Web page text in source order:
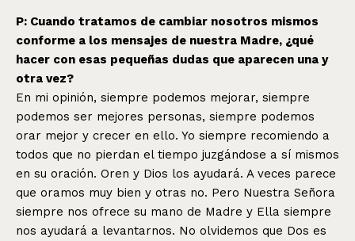
P: Cuando tratamos de cambiar nosotros mismos
conforme a los mensajes de nuestra Madre, ¿qué
hacer con esas pequeñas dudas que aparecen una y
otra vez?
En mi opinión, siempre podemos mejorar, siempre
podemos ser mejores personas, siempre podemos
orar mejor y crecer en ello. Yo siempre recomiendo a
todos que no pierdan el tiempo juzgándose a sí mismos
en su oración. Oren y Dios los ayudará. A veces parece
que oramos muy bien y otras no. Pero Nuestra Señora
siempre nos ofrece su mano de Madre y Ella siempre
nos ayudará a levantarnos. No olvidemos que Dos es